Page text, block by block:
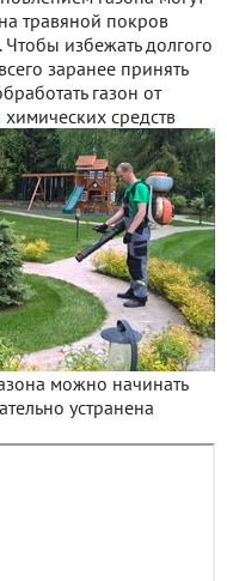
травяной покров
избежать долгого
заранее принять
газон от
средств
можно начинать
устранена